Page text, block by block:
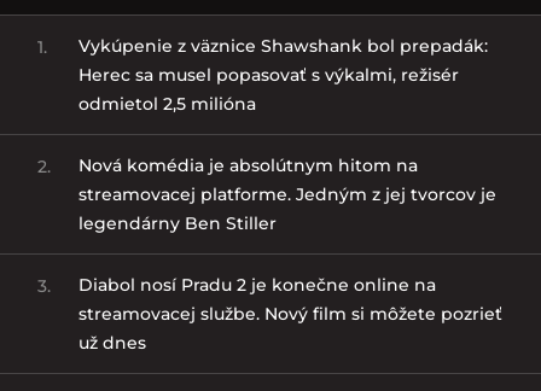
1.
Vykúpenie z väznice Shawshank bol prepadák:
Herec sa musel popasovať s výkalmi, režisér
odmietol 2,5 milióna
2.
Nová komédia je absolútnym hitom na
streamovacej platforme. Jedným z jej tvorcov je
legendárny Ben Stiller
3.
Diabol nosí Pradu 2 je konečne online na
streamovacej službe. Nový film si môžete pozrieť
už dnes